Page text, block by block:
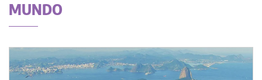
MUNDO